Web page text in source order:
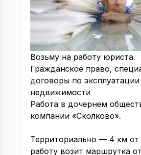
Возьму на работу юриста.
Гражданское право,
договоры по
недвижимости
Работа в дочернем
компании «Сколково».
Территориально — 4 км
работу возит маршрутка